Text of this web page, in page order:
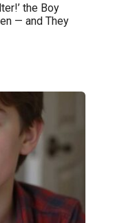
the Boy
— and They